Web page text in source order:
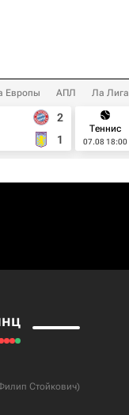
Европы АПЛ Ла Лига
2
1
Теннис
07.08 18:00
Стойкович)